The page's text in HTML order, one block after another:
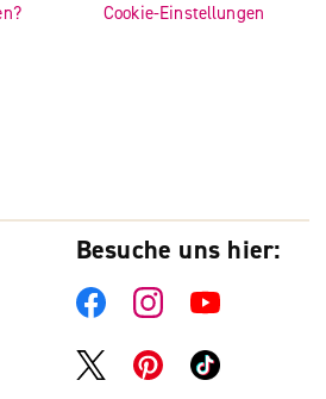
Cookie-Einstellungen
Besuche uns hier: